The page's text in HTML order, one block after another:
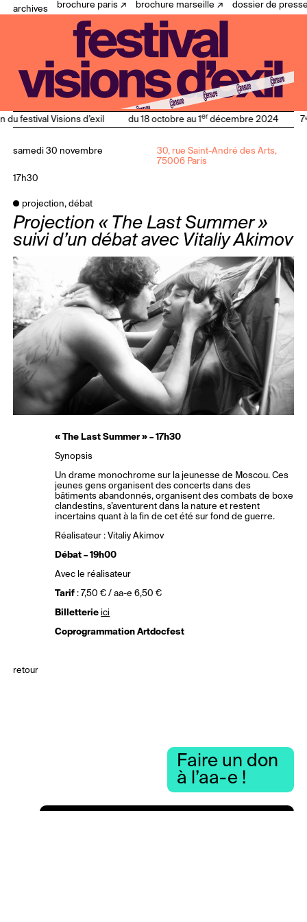
archives brochure paris brochure marseille dossier de
du festival Visions d’exil du 18 octobre au 1erdécembre 2024
samedi 30 novembre
30, rue Saint-André des Arts,
75006 Paris
17h30
projection, débat
Projection « The Last Summer »
suivi d’un débat avec Vitaliy Akimov
« The Last Summer » – 17h30
Synopsis
Un drame monochrome sur la jeunesse de Moscou. Ces
jeunes gens organisent des concerts dans des
bâtiments abandonnés, organisent des combats de boxe
clandestins, s’aventurent dans la nature et restent
incertains quant à la fin de cet été sur fond de guerre.
Réalisateur : Vitaliy Akimov
Débat – 19h00
Avec le réalisateur
Tarif : 7,50 € / aa-e 6,50 €
Billetterie ici
Coprogrammation Artdocfest
retour
Faire un don
à l’aa-e !